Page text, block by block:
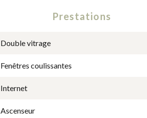
Prestations
Double vitrage
Fenêtres coulissantes
Internet
Ascenseur